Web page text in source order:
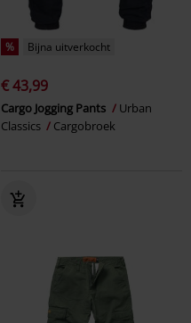
% Bijna uitverkocht
€ 43,99
Cargo Jogging Pants
Urban
Classics
Cargobroek